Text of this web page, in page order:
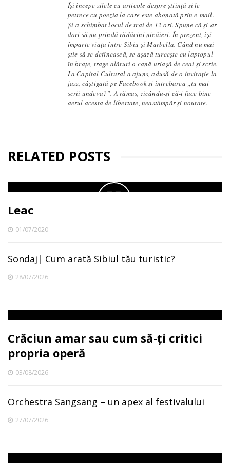
Își începe zilele cu articole despre știință și le
petrece cu poezia la care este abonată prin e-mail.
Și-a schimbat locul de trai de 12 ori. Spune că și-ar
dori să nu prindă rădăcini nicăieri. În prezent, își
împarte viața între Sibiu și Marbella. Când nu mai
știe să se definească, se aşază turcește cu laptopul
în brațe, trage alături o cană uriașă de ceai și scrie.
La Capital Cultural a ajuns, adusă de o invitație la
jazz, câștigată pe Facebook și întrebarea „tu mai
scrii undeva?”. A rămas, zicându-și că-i face bine
aerul acesta de libertate, neastâmpăr și noutate.
RELATED POSTS
Leac
01/07/2020
Sondaj| Cum arată Sibiul tău turistic?
28/07/2026
Crăciun amar sau cum să-ți critici
propria operă
03/08/2026
Orchestra Sangsang – un apex al festivalului
27/07/2026